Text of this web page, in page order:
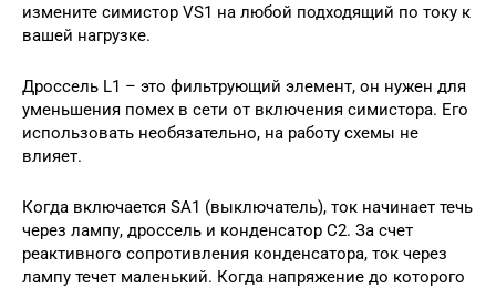
измените симистор VS1 на любой подходящий по току к
вашей нагрузке.
Дроссель L1 – это фильтрующий элемент, он нужен для
уменьшения помех в сети от включения симистора. Его
использовать необязательно, на работу схемы не
влияет.
Когда включается SA1 (выключатель), ток начинает течь
через лампу, дроссель и конденсатор С2. За счет
реактивного сопротивления конденсатора, ток через
лампу течет маленький. Когда напряжение до которого